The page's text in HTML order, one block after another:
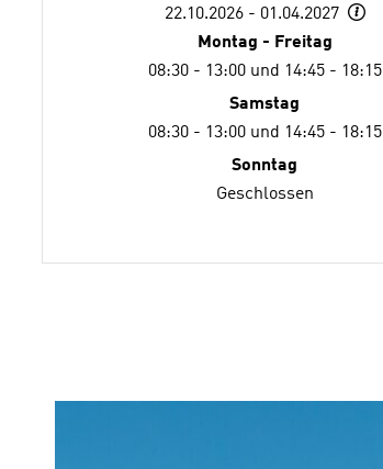
22.10.2026 - 01.04.2027
Montag - Freitag
08:30 - 13:00 und 14:45 - 18:15
Samstag
08:30 - 13:00 und 14:45 - 18:15
Sonntag
Geschlossen